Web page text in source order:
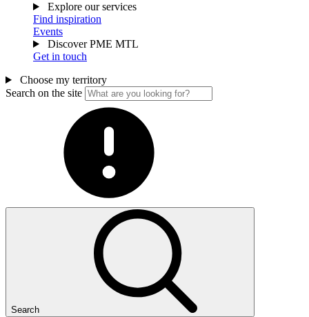
Explore our services
Find inspiration
Events
Discover PME MTL
Get in touch
Choose my territory
Search on the site
Search